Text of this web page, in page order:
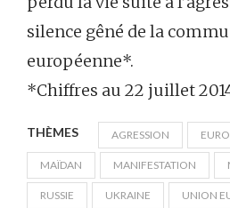
silence gêné de la
européenne*.
*Chiffres au 22 juillet
THÈMES AGRESSION
MAÏDAN MANIFESTATION
RUSSIE UKRAINE UNION